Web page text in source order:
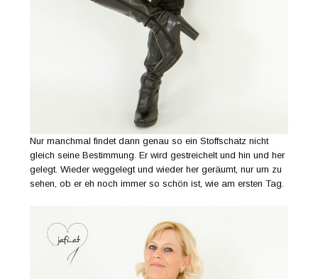
Nur manchmal findet dann genau so ein Stoffschatz nicht
gleich seine Bestimmung. Er wird gestreichelt und hin und her
gelegt. Wieder weggelegt und wieder her geräumt, nur um zu
sehen, ob er eh noch immer so schön ist, wie am ersten Tag.